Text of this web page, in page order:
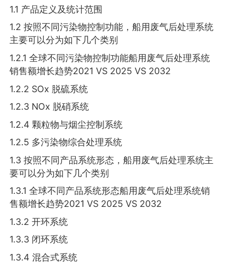
1.1 产品定义及统计范围
1.2 按照不同污染物控制功能，船用废气后处理系统
主要可以分为如下几个类别
1.2.1 全球不同污染物控制功能船用废气后处理系统
销售额增长趋势2021 VS 2025 VS 2032
1.2.2 SOx 脱硫系统
1.2.3 NOx 脱硝系统
1.2.4 颗粒物与烟尘控制系统
1.2.5 多污染物综合处理系统
1.3 按照不同产品系统形态，船用废气后处理系统主
要可以分为如下几个类别
1.3.1 全球不同产品系统形态船用废气后处理系统销
售额增长趋势2021 VS 2025 VS 2032
1.3.2 开环系统
1.3.3 闭环系统
1.3.4 混合式系统